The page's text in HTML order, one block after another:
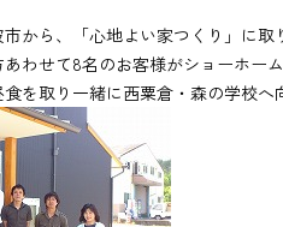
から、「心地よい家つくり」に
わせて8名のお客様がショーホー
を取り一緒に西粟倉・森の学校へ